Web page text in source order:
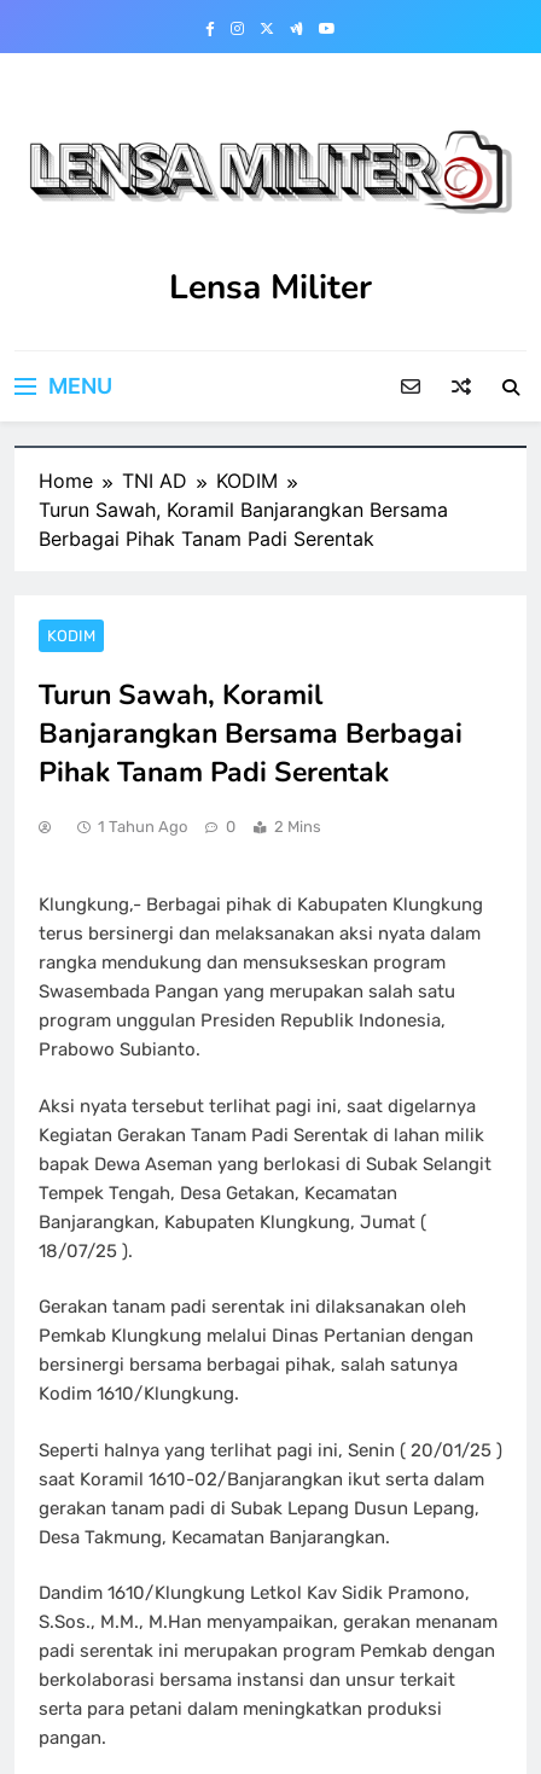
Lensa Militer
MENU
Home TNI AD
KODIM
Turun Sawah, Koramil Banjarangkan Bersama
Berbagai Pihak Tanam Padi Serentak
KODIM
Turun Sawah, Koramil
Banjarangkan Bersama Berbagai
Pihak Tanam Padi Serentak
1 Tahun Ago 0 2 Mins
Klungkung,- Berbagai pihak di Kabupaten Klungkung
terus bersinergi dan melaksanakan aksi nyata dalam
rangka mendukung dan mensukseskan program
Swasembada Pangan yang merupakan salah satu
program unggulan Presiden Republik Indonesia,
Prabowo Subianto.
Aksi nyata tersebut terlihat pagi ini, saat digelarnya
Kegiatan Gerakan Tanam Padi Serentak di lahan milik
bapak Dewa Aseman yang berlokasi di Subak Selangit
Tempek Tengah, Desa Getakan, Kecamatan
Banjarangkan, Kabupaten Klungkung, Jumat (
18/07/25 ).
Gerakan tanam padi serentak ini dilaksanakan oleh
Pemkab Klungkung melalui Dinas Pertanian dengan
bersinergi bersama berbagai pihak, salah satunya
Kodim 1610/Klungkung.
Seperti halnya yang terlihat pagi ini, Senin ( 20/01/25 )
saat Koramil 1610-02/Banjarangkan ikut serta dalam
gerakan tanam padi di Subak Lepang Dusun Lepang,
Desa Takmung, Kecamatan Banjarangkan.
Dandim 1610/Klungkung Letkol Kav Sidik Pramono,
S.Sos., M.M., M.Han menyampaikan, gerakan menanam
padi serentak ini merupakan program Pemkab dengan
berkolaborasi bersama instansi dan unsur terkait
serta para petani dalam meningkatkan produksi
pangan.